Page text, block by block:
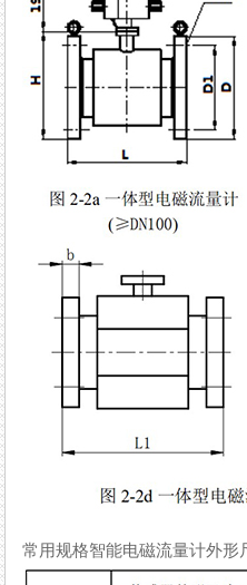
常用规格智能电磁流量计外形